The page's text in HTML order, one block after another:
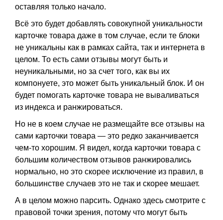
оставляя только начало.
Всё это будет добавлять совокупной уникальности
карточке товара даже в том случае, если те блоки
не уникальны как в рамках сайта, так и интернета в
целом. То есть сами отзывы могут быть и
неуникальными, но за счет того, как вы их
компонуете, это может быть уникальный блок. И он
будет помогать карточке товара не вываливаться
из индекса и ранжироваться.
Но не в коем случае не размещайте все отзывы на
сами карточки товара — это редко заканчивается
чем-то хорошим. Я видел, когда карточки товара с
большим количеством отзывов ранжировались
нормально, но это скорее исключение из правил, в
большинстве случаев это не так и скорее мешает.
А в целом можно парсить. Однако здесь смотрите с
правовой точки зрения, потому что могут быть